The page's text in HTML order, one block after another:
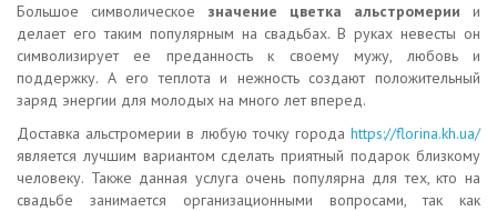
Большое символическое значение цветка альстромерии и
делает его таким популярным на свадьбах. В руках невесты он
символизирует ее преданность к своему мужу, любовь и
поддержку. А его теплота и нежность создают положительный
заряд энергии для молодых на много лет вперед.
Доставка альстромерии в любую точку города https://florina.kh.ua/
является лучшим вариантом сделать приятный подарок близкому
человеку. Также данная услуга очень популярна для тех, кто на
свадьбе занимается организационными вопросами, так как